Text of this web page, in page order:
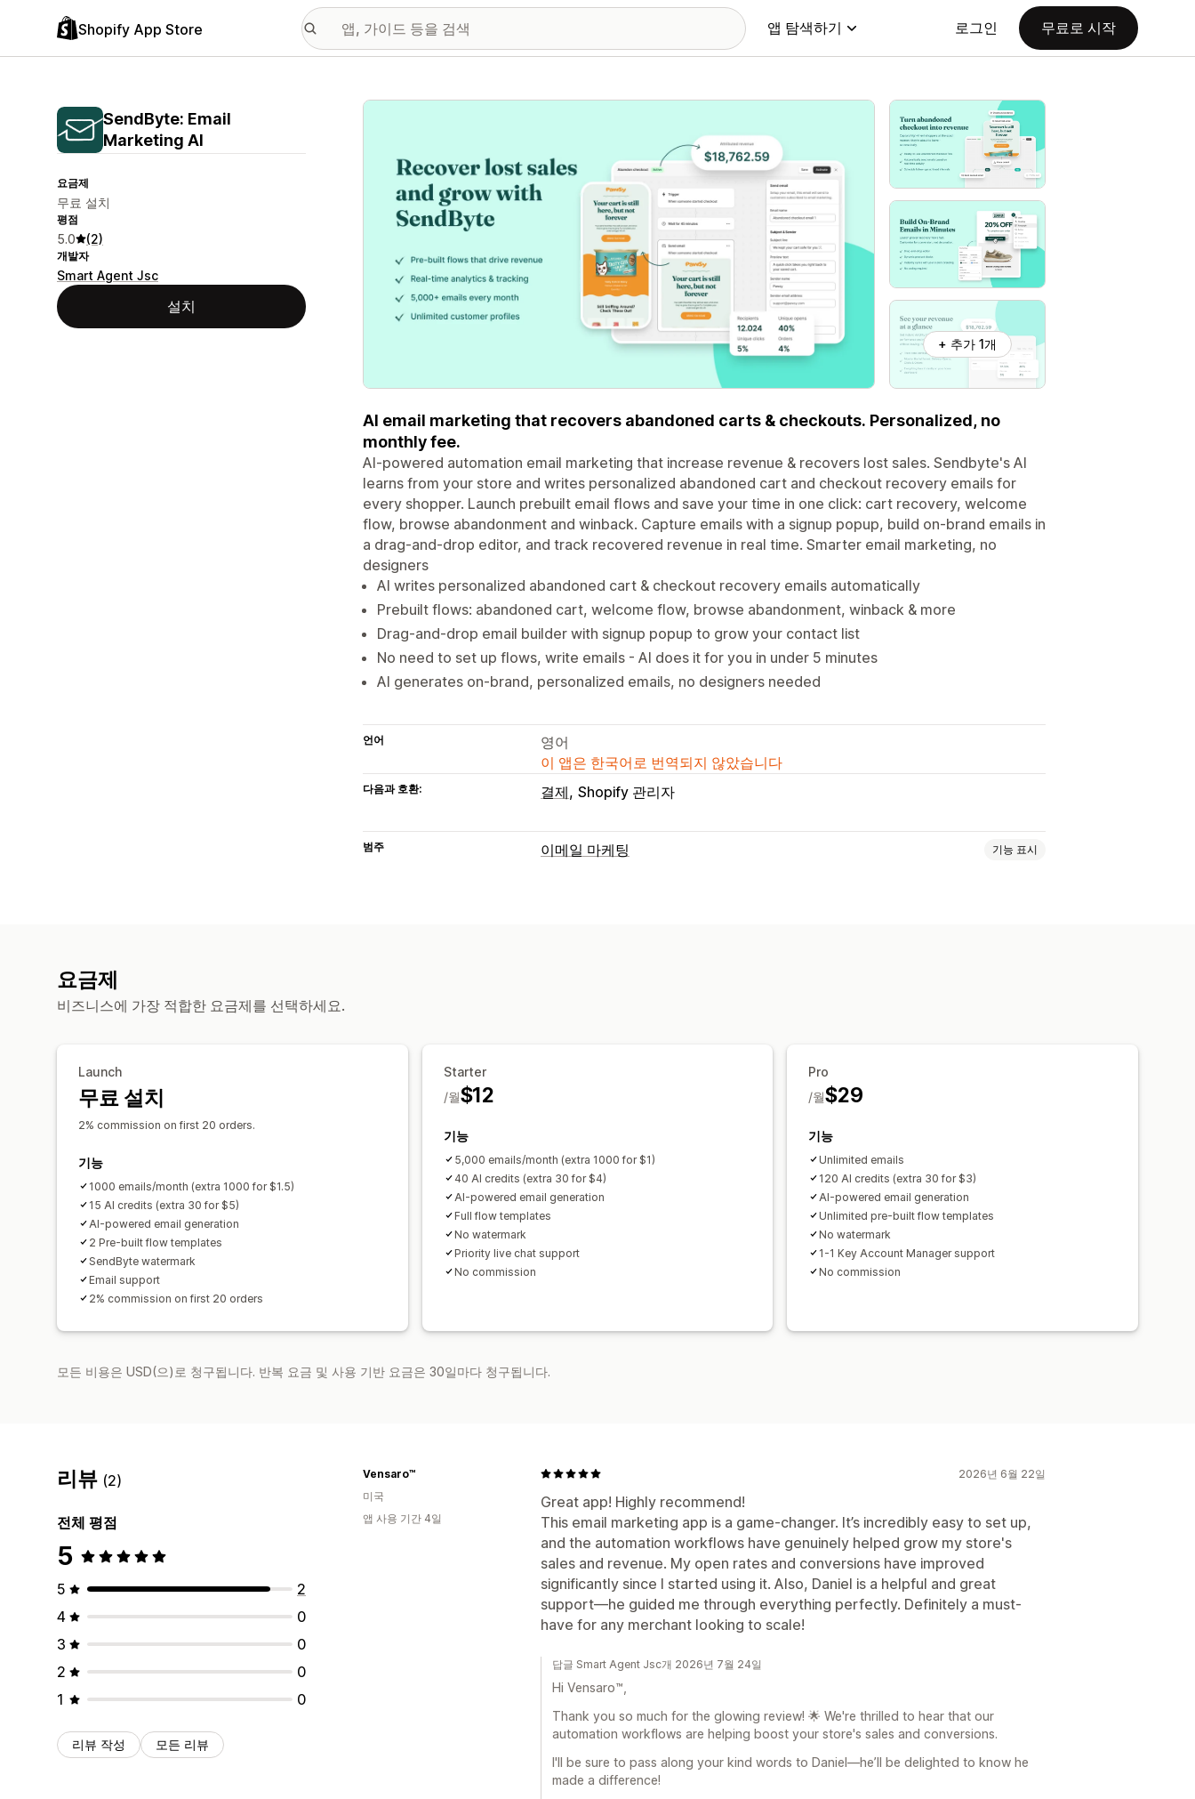
Shopify App Store 앱 탐색하기 로그인 무료로 시작
SendByte: Email
Marketing AI
요금제
무료 설치
평점
5.0 (2)
개발자
Smart Agent Jsc
설치
추천 이미지 갤러리
+ 추가 1개
AI email marketing that recovers abandoned carts & checkouts. Personalized, no
monthly fee.
AI-powered automation email marketing that increase revenue & recovers lost sales. Sendbyte's AI
learns from your store and writes personalized abandoned cart and checkout recovery emails for
every shopper. Launch prebuilt email flows and save your time in one click: cart recovery, welcome
flow, browse abandonment and winback. Capture emails with a signup popup, build on-brand emails in
a drag-and-drop editor, and track recovered revenue in real time. Smarter email marketing, no
designers
AI writes personalized abandoned cart & checkout recovery emails automatically
Prebuilt flows: abandoned cart, welcome flow, browse abandonment, winback & more
Drag-and-drop email builder with signup popup to grow your contact list
No need to set up flows, write emails - AI does it for you in under 5 minutes
AI generates on-brand, personalized emails, no designers needed
언어
영어
이 앱은 한국어로 번역되지 않았습니다
다음과 호환: 결제 Shopify 관리자
범주 이메일 마케팅 기능 표시
요금제
비즈니스에 가장 적합한 요금제를 선택하세요.
Launch
무료 설치
2% commission on first 20 orders.
기능
1000 emails/month (extra 1000 for $1.5)
15 AI credits (extra 30 for $5)
AI-powered email generation
2 Pre-built flow templates
SendByte watermark
Email support
2% commission on first 20 orders
Starter
$12
/월
기능
5,000 emails/month (extra 1000 for $1)
40 AI credits (extra 30 for $4)
AI-powered email generation
Full flow templates
No watermark
Priority live chat support
No commission
Pro
$29
/월
기능
Unlimited emails
120 AI credits (extra 30 for $3)
AI-powered email generation
Unlimited pre-built flow templates
No watermark
1-1 Key Account Manager support
No commission
모든 비용은 USD(으)로 청구됩니다. 반복 요금 및 사용 기반 요금은 30일마다 청구됩니다.
리뷰 (2)
전체 평점
5
5
2
4
0
3
0
2
0
1
0
리뷰 작성 모든 리뷰
2026년 6월 22일
Great app! Highly recommend!
This email marketing app is a game-changer. It’s incredibly easy to set up,
and the automation workflows have genuinely helped grow my store's
sales and revenue. My open rates and conversions have improved
significantly since I started using it. Also, Daniel is a helpful and great
support—he guided me through everything perfectly. Definitely a must-
have for any merchant looking to scale!
Vensaro™
미국
앱 사용 기간 4일
답글 Smart Agent Jsc개 2026년 7월 24일
Hi Vensaro™,
Thank you so much for the glowing review! 🌟 We're thrilled to hear that our
automation workflows are helping boost your store's sales and conversions.
I'll be sure to pass along your kind words to Daniel—he’ll be delighted to know he
made a difference!